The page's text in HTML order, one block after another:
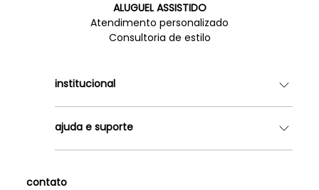
ALUGUEL ASSISTIDO
Atendimento personalizado
Consultoria de estilo
institucional
Lojas
Como Funciona
ajuda e suporte
contato